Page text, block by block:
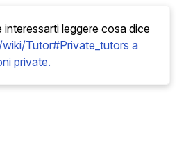
leggere cosa dice
Tutor#Private_tutors a
private.